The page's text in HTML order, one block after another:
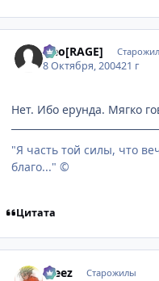
Neo[RAGE]
8 Октября, 200421 г
Нет. Ибо ерунда. Мягко
"Я часть той силы, что
благо..." ©
Цитата
Freez Старожилы